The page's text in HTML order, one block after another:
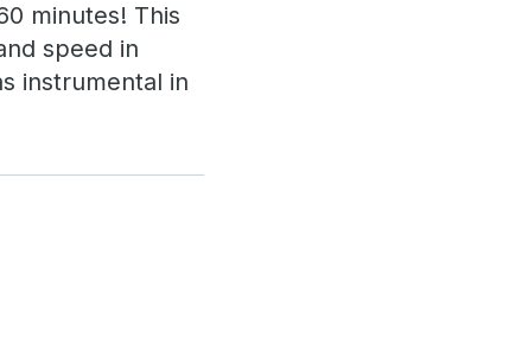
minutes! This
speed in
instrumental in